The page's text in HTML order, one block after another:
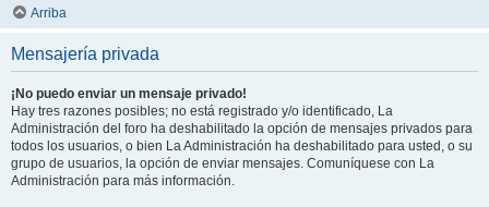
Arriba
Mensajería privada
¡No puedo enviar un mensaje privado!
Hay tres razones posibles; no está registrado y/o identificado, La
Administración del foro ha deshabilitado la opción de mensajes privados para
todos los usuarios, o bien La Administración ha deshabilitado para usted, o su
grupo de usuarios, la opción de enviar mensajes. Comuníquese con La
Administración para más información.